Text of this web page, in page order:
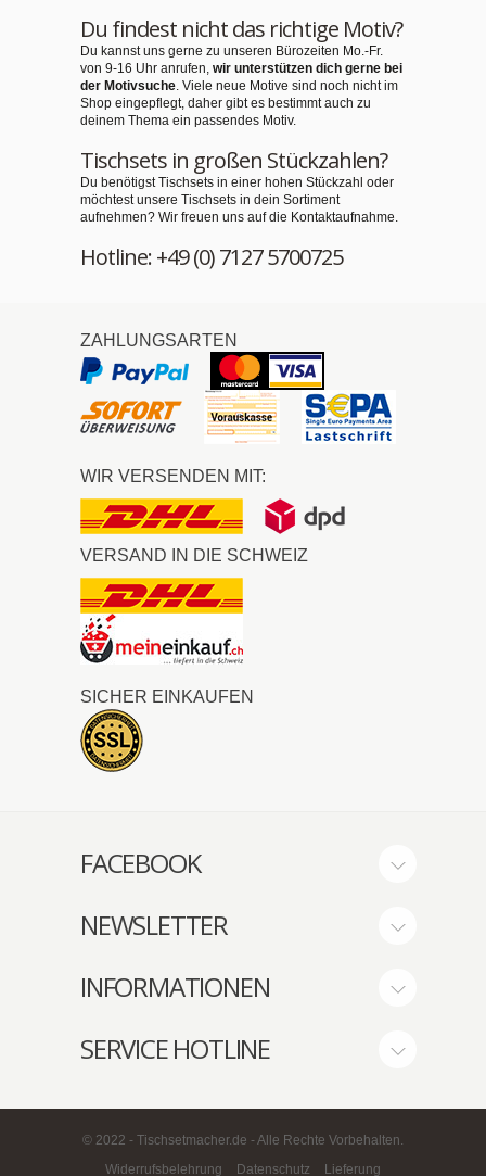
Du findest nicht das richtige Motiv?
Du kannst uns gerne zu unseren Bürozeiten Mo.-Fr.
von 9-16 Uhr anrufen, wir unterstützen dich gerne bei
der Motivsuche. Viele neue Motive sind noch nicht im
Shop eingepflegt, daher gibt es bestimmt auch zu
deinem Thema ein passendes Motiv.
Tischsets in großen Stückzahlen?
Du benötigst Tischsets in einer hohen Stückzahl oder
möchtest unsere Tischsets in dein Sortiment
aufnehmen? Wir freuen uns auf die Kontaktaufnahme.
Hotline: +49 (0) 7127 5700725
ZAHLUNGSARTEN
WIR VERSENDEN MIT:
VERSAND IN DIE SCHWEIZ
SICHER EINKAUFEN
FACEBOOK
NEWSLETTER
INFORMATIONEN
SERVICE HOTLINE
© 2022 - Tischsetmacher.de - Alle Rechte Vorbehalten.
Widerrufsbelehrung
Datenschutz Lieferung